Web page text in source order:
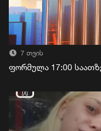
7 თვის
ფორმულა 17:00